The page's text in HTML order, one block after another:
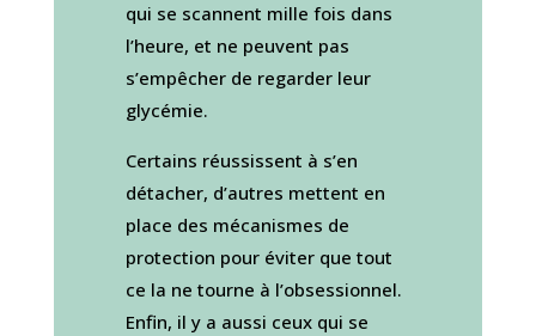
qui se scannent mille fois dans
l’heure, et ne peuvent pas
s’empêcher de regarder leur
glycémie.
Certains réussissent à s’en
détacher, d’autres mettent en
place des mécanismes de
protection pour éviter que tout
ce la ne tourne à l’obsessionnel.
Enfin, il y a aussi ceux qui se